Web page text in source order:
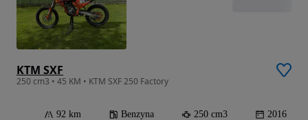
KTM SXF
250 cm3 • 45 KM • KTM SXF 250 Factory
92 km Benzyna 250 cm3 2016